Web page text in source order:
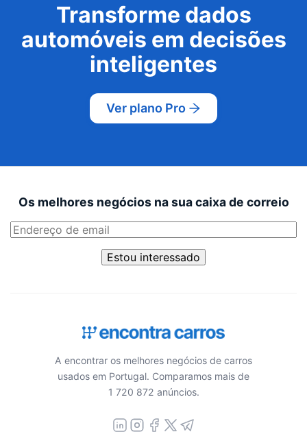
Transforme dados
automóveis em decisões
inteligentes
Ver plano Pro
Os melhores negócios na sua caixa de correio
Estou interessado
A encontrar os melhores negócios de carros
usados em Portugal. Comparamos mais de
1 720 872 anúncios.